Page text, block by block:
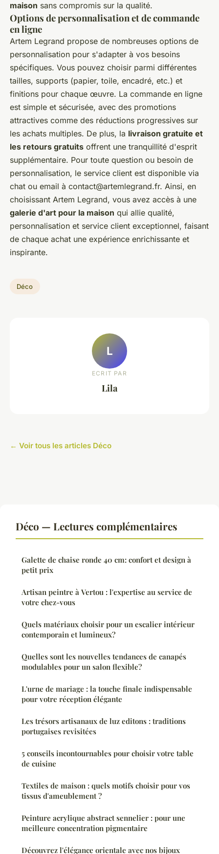
maison sans compromis sur la qualité.
Options de personnalisation et de commande
en ligne
Artem Legrand propose de nombreuses options de
personnalisation pour s'adapter à vos besoins
spécifiques. Vous pouvez choisir parmi différentes
tailles, supports (papier, toile, encadré, etc.) et
finitions pour chaque œuvre. La commande en ligne
est simple et sécurisée, avec des promotions
attractives comme des réductions progressives sur
les achats multiples. De plus, la livraison gratuite et
les retours gratuits offrent une tranquillité d'esprit
supplémentaire. Pour toute question ou besoin de
personnalisation, le service client est disponible via
chat ou email à contact@artemlegrand.fr. Ainsi, en
choisissant Artem Legrand, vous avez accès à une
galerie d'art pour la maison qui allie qualité,
personnalisation et service client exceptionnel, faisant
de chaque achat une expérience enrichissante et
inspirante.
Déco
L
ECRIT PAR
Lila
← Voir tous les articles Déco
Déco — Lectures complémentaires
Galette de chaise ronde 40 cm: confort et design à
petit prix
Artisan peintre à Vertou : l'expertise au service de
votre chez-vous
Quels matériaux choisir pour un escalier intérieur
contemporain et lumineux?
Quelles sont les nouvelles tendances de canapés
modulables pour un salon flexible?
L'urne de mariage : la touche finale indispensable
pour votre réception élégante
Les trésors artisanaux de luz editons : traditions
portugaises revisitées
5 conseils incontournables pour choisir votre table
de cuisine
Textiles de maison : quels motifs choisir pour vos
tissus d'ameublement ?
Peinture acrylique abstract sennelier : pour une
meilleure concentration pigmentaire
Découvrez l'élégance orientale avec nos bijoux